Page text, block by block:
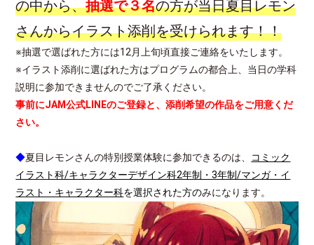
の中から、抽選で３名の方が当日夏目レモン
さんからイラスト添削を受けられます！！
※抽選で選ばれた方には12月上旬頃直接ご連絡をいたします。
※イラスト添削に選ばれた方はプログラムの都合上、当日の学科
説明に参加できませんのでご了承ください。
事前にJAM公式LINEのご登録と、添削希望の作品をご用意くだ
さい。
◆夏目レモンさんの特別授業体験に参加できるのは、
コミック
イラスト科/キャラクターデザイン科2年制・3年制/マンガ・イ
ラスト・キャラクター科を選択された方のみになります。